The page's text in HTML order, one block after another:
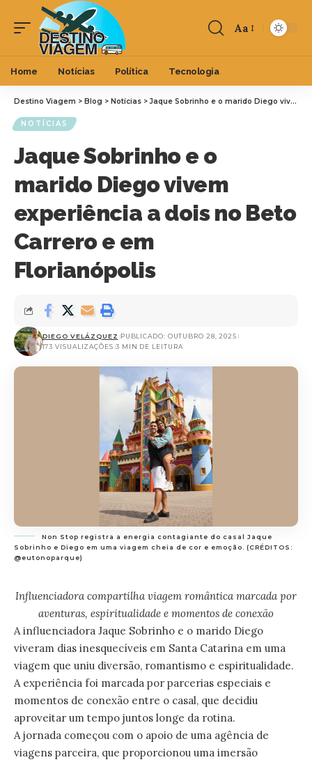
Aa
Home Notícias Política Tecnologia
Destino Viagem > Blog > Notícias >Jaque Sobrinho e o marido Diego vivem experiência a dois no Beto Carrero e em Florianópolis
NOTÍCIAS
Jaque Sobrinho e o
marido Diego vivem
experiência a dois no Beto
Carrero e em
Florianópolis
DIEGO VELÁZQUEZ PUBLICADO: OUTUBRO 28, 2025
173 VISUALIZAÇÕES 3 MIN DE LEITURA
Non Stop registra a energia contagiante do casal Jaque
Sobrinho e Diego em uma viagem cheia de cor e emoção. (CRÉDITOS:
@eutonoparque)
Influenciadora compartilha viagem romântica marcada por
aventuras, espiritualidade e momentos de conexão
A influenciadora Jaque Sobrinho e o marido Diego
viveram dias inesquecíveis em Santa Catarina em uma
viagem que uniu diversão, romantismo e espiritualidade.
A experiência foi marcada por parcerias especiais e
momentos de conexão entre o casal, que decidiu
aproveitar um tempo juntos longe da rotina.
A jornada começou com o apoio de uma agência de
viagens parceira, que proporcionou uma imersão